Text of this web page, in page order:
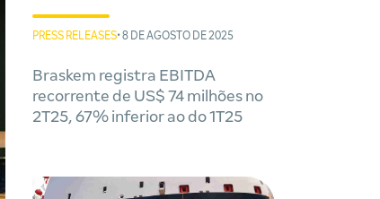
PRESS RELEASES• 8 DE AGOSTO DE 2025
Braskem registra EBITDA
recorrente de US$ 74 milhões no
2T25, 67% inferior ao do 1T25